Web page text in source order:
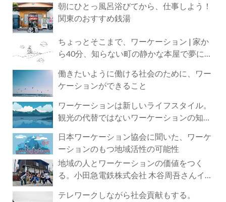
朝にひとっ風呂浴びてから、仕事しよう！
関東のおすすめ銭湯
ちょっとそこまで、ワーケーション | 家か
ら40分、知らない町の静かな本屋で夢に近
働きたいように働ける社会のために、ワー
ケーションができること
ワーケーションは新しいライフスタイル。
観光の代替ではないワーケーションの知ら
日本ワーケーション協会に聞いた、ワーケ
ーションのもつ地域活性の可能性
地域の人とワーケーションの価値をつく
る。小田急電鉄株式会社 木谷周吾さんイン
テレワークしながら社会貢献もする。